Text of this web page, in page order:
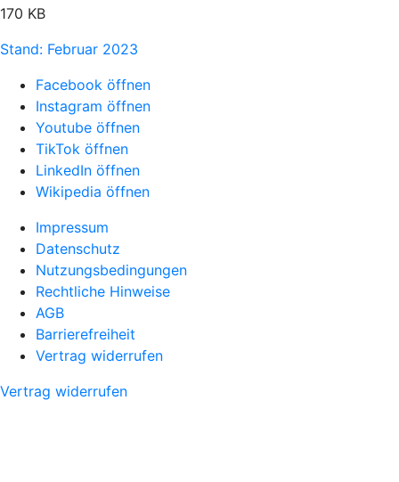
170 KB
Stand: Februar 2023
Facebook öffnen
Instagram öffnen
Youtube öffnen
TikTok öffnen
LinkedIn öffnen
Wikipedia öffnen
Impressum
Datenschutz
Nutzungsbedingungen
Rechtliche Hinweise
AGB
Barrierefreiheit
Vertrag widerrufen
Vertrag widerrufen